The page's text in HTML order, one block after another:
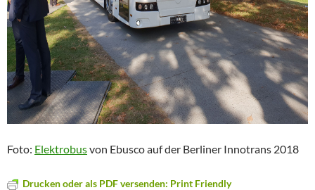
Foto: Elektrobusvon Ebusco auf der Berliner Innotrans 2018
Drucken oder als PDF versenden: Print Friendly